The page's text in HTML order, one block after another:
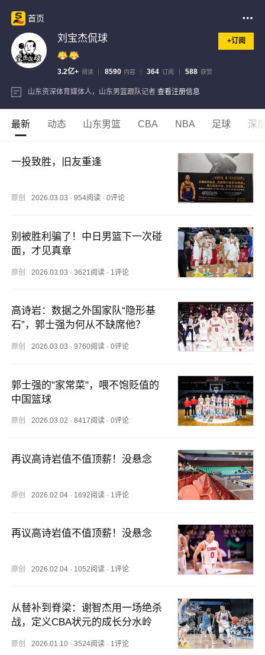
首页
刘宝杰侃球 +订阅
3.2亿+ 阅读 8590 内容 364 订阅 588 获赞
山东资深体育媒体人，山东男篮跟队记者 查看注册信息
最新 动态 山东男篮 CBA NBA 足球 深
一投致胜，旧友重逢
原创 2026.03.03 · 954阅读· 0评论
别被胜利骗了！中日男篮下一次碰
面，才见真章
原创 2026.03.03 · 3621阅读· 1评论
高诗岩：数据之外国家队“隐形基
石”，郭士强为何从不缺席他？
原创 2026.03.03 · 9760阅读· 0评论
郭士强的"家常菜"，喂不饱贬值的
中国篮球
原创 2026.03.02 · 8417阅读· 0评论
再议高诗岩值不值顶薪！没悬念
原创 2026.02.04· 1692阅读· 1评论
再议高诗岩值不值顶薪！没悬念
原创 2026.02.04· 1052阅读· 1评论
从替补到脊梁：谢智杰用一场绝杀
战，定义CBA状元的成长分水岭
原创 2026.01.10· 3524阅读· 1评论